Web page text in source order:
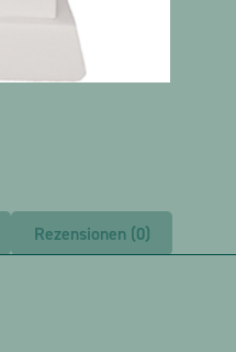
Rezensionen (0)